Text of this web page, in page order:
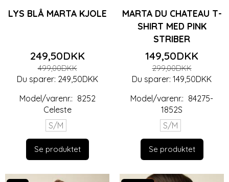
LYS BLÅ MARTA KJOLE
249,50DKK
499,00DKK
Du sparer: 249,50DKK
Model/varenr.: 8252
Celeste
S/M
Se produktet
MARTA DU CHATEAU T-
SHIRT MED PINK
STRIBER
149,50DKK
299,00DKK
Du sparer: 149,50DKK
Model/varenr.: 84275-
1852S
S/M
Se produktet